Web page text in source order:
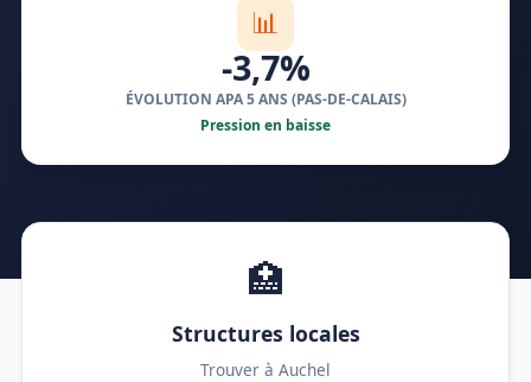
📊
-3,7%
ÉVOLUTION APA 5 ANS (PAS-DE-CALAIS)
Pression en baisse
🏥
Structures locales
Trouver à Auchel